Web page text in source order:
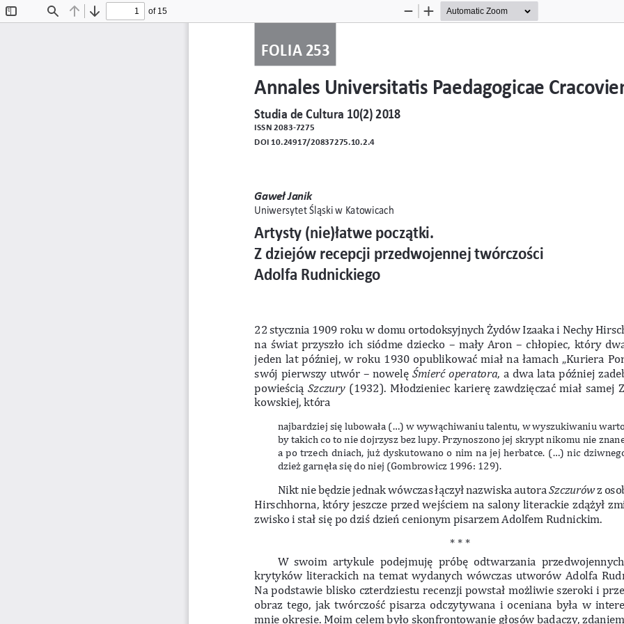
Find Previous
Next
of 15
Zoom
Zoom
FOLIA 253
Annales Universitatis Paedagogicae
Studia de Cultura 10(2) 2018
ISSN 2083-7275
DOI 10.24917/20837275.10.2.4
Gaweł Janik
Uniwersytet Śląski w Katowicach
Artysty (nie)łatwe początki.
Z dziejów recepcji przedwojennej twórczości
Adolfa Rudnickiego
22 stycznia 1909 roku w domu ortodoksyjnych Żydów Izaaka i Nechy
na świat przyszło ich siódme dziecko – mały Aron – chłopiec, który
jeden lat później, w roku 1930 opublikować miał na łamach „Kuriera
swój pierwszy utwór – nowelę Śmierć operatora, a  dwa lata później
powieścią Szczury (1932). Młodzieniec karierę zawdzięczać miał samej
kowskiej, która
najbardziej się lubowała (...) w wywąchiwaniu talentu, w wyszukiwaniu
by takich co to nie dojrzysz bez lupy. Przynoszono jej skrypt nikomu nie
a  po trzech dniach, już dyskutowano o nim na jej herbatce. (...) nic
dzież garnęła się do niej (Gombrowicz 1996: 129).
Nikt nie będzie jednak wówczas łączył nazwiska autora Szczurów z
Hirschhorna, który jeszcze przed wejściem na salony literackie zdążył
zwisko i stał się po dziś dzień cenionym pisarzem Adolfem Rudnickim.
* * *
W  swoim artykule podejmuję próbę odtwarzania
krytyków literackich na temat wydanych wówczas utworów Adolfa
Na podstawie blisko czterdziestu recenzji powstał możliwie szeroki i
obraz tego, jak twórczość pisarza odczytywana i oceniana była w
mnie okresie. Moim celem było skonfrontowanie głosów badaczy,